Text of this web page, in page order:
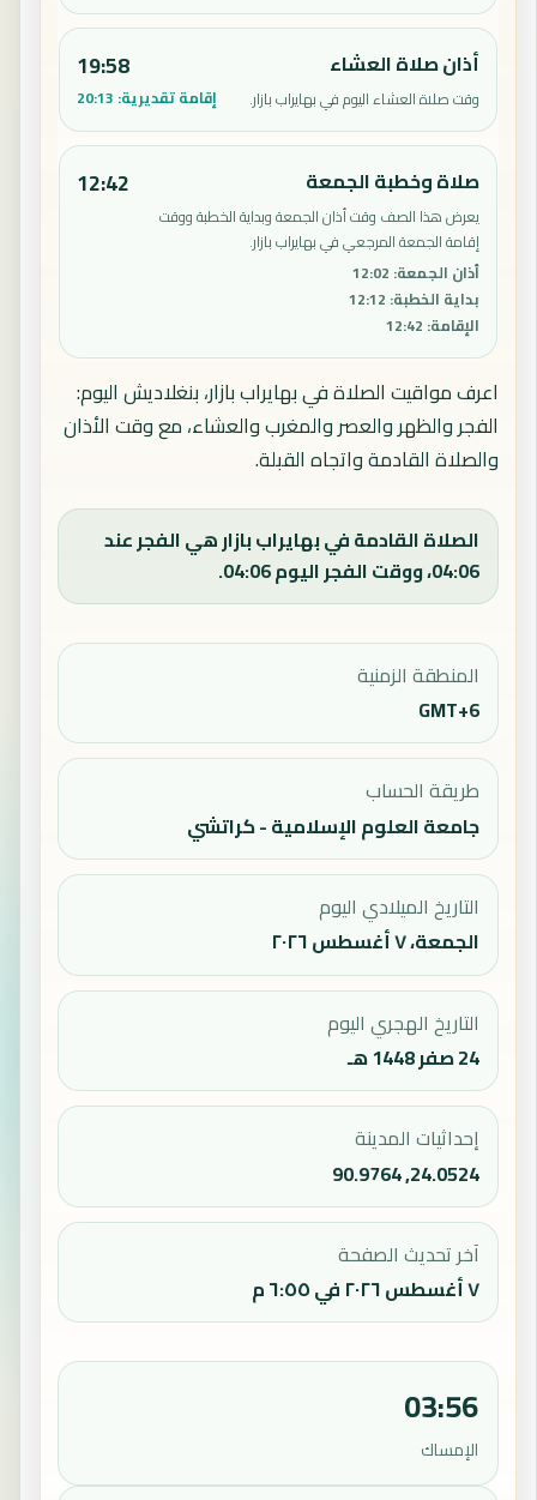
أذان صلاة العشاء
وقت صلاة العشاء اليوم في بهايراب بازار.
19:58
إقامة تقديرية: 20:13
صلاة وخطبة الجمعة
يعرض هذا الصف وقت أذان الجمعة وبداية الخطبة ووقت
إقامة الجمعة المرجعي في بهايراب بازار.
أذان الجمعة:
12:02
بداية الخطبة:
12:12
الإقامة:
12:42
12:42
اعرف مواقيت الصلاة في بهايراب بازار، بنغلاديش اليوم:
الفجر والظهر والعصر والمغرب والعشاء، مع وقت الأذان
والصلاة القادمة واتجاه القبلة.
الصلاة القادمة في بهايراب بازار هي الفجر عند
04:06، ووقت الفجر اليوم 04:06.
المنطقة الزمنية
GMT+6
طريقة الحساب
جامعة العلوم الإسلامية - كراتشي
التاريخ الميلادي اليوم
الجمعة، ٧ أغسطس ٢٠٢٦
التاريخ الهجري اليوم
24 صفر 1448 هـ
إحداثيات المدينة
24.0524, 90.9764
آخر تحديث الصفحة
٧ أغسطس ٢٠٢٦ في ٦:٥٥ م
03:56
الإمساك